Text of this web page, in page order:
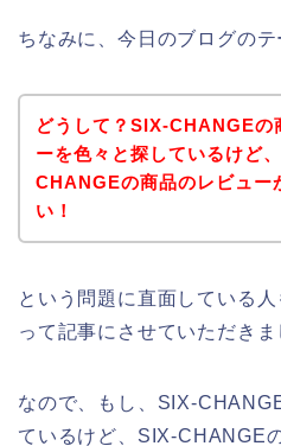
ちなみに、今日のブログのテ
どうして？SIX-CHANGEの
ーを色々と探しているけど
CHANGEの商品のレビュー
い！
という問題に直面している
って記事にさせていただきま
なので、もし、SIX-
ているけど、SIX-CHANGE